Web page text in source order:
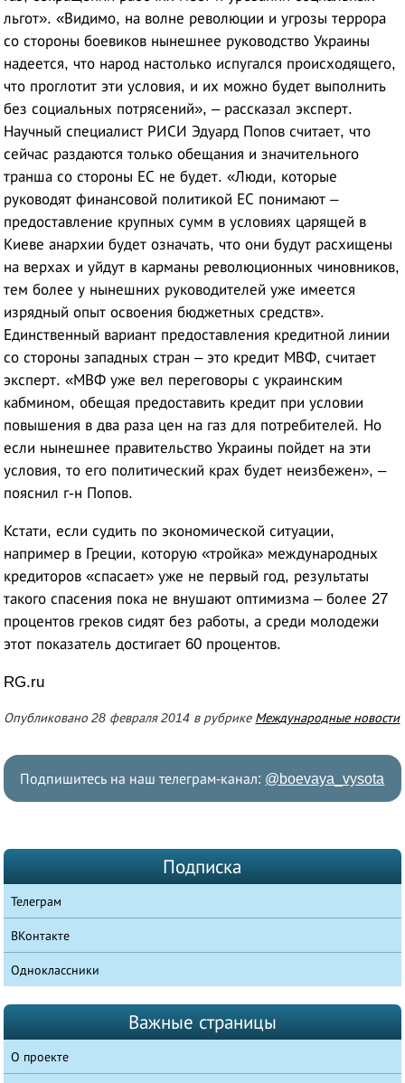
льгот». «Видимо, на волне революции и угрозы террора
со стороны боевиков нынешнее руководство Украины
надеется, что народ настолько испугался происходящего,
что проглотит эти условия, и их можно будет выполнить
без социальных потрясений», – рассказал эксперт.
Научный специалист РИСИ Эдуард Попов считает, что
сейчас раздаются только обещания и значительного
транша со стороны ЕС не будет. «Люди, которые
руководят финансовой политикой ЕС понимают –
предоставление крупных сумм в условиях царящей в
Киеве анархии будет означать, что они будут расхищены
на верхах и уйдут в карманы революционных чиновников,
тем более у нынешних руководителей уже имеется
изрядный опыт освоения бюджетных средств».
Единственный вариант предоставления кредитной линии
со стороны западных стран – это кредит МВФ, считает
эксперт. «МВФ уже вел переговоры с украинским
кабмином, обещая предоставить кредит при условии
повышения в два раза цен на газ для потребителей. Но
если нынешнее правительство Украины пойдет на эти
условия, то его политический крах будет неизбежен», –
пояснил г-н Попов.
Кстати, если судить по экономической ситуации,
например в Греции, которую «тройка» международных
кредиторов «спасает» уже не первый год, результаты
такого спасения пока не внушают оптимизма – более 27
процентов греков сидят без работы, а среди молодежи
этот показатель достигает 60 процентов.
RG.ru
Опубликовано 28 февраля 2014 в рубрике Международные новости
Подпишитесь на наш телеграм-канал: @boevaya_vysota
Подписка
Телеграм
ВКонтакте
Одноклассники
Важные страницы
О проекте